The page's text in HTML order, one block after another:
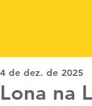
Lona na
4 de dez. de 2025